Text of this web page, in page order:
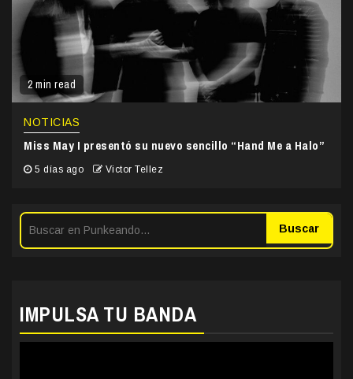
2 min read
NOTICIAS
Miss May I presentó su nuevo sencillo “Hand Me a Halo”
5 días ago Victor Tellez
Buscar
IMPULSA TU BANDA